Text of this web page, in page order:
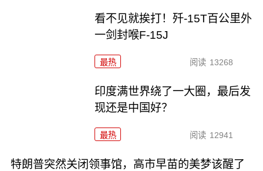
看不见就挨打！歼-15T百公里外
一剑封喉F-15J
最热 阅读 13268
印度满世界绕了一大圈，最后发
现还是中国好？
最热 阅读 12941
特朗普突然关闭领事馆，高市早苗的美梦该醒了